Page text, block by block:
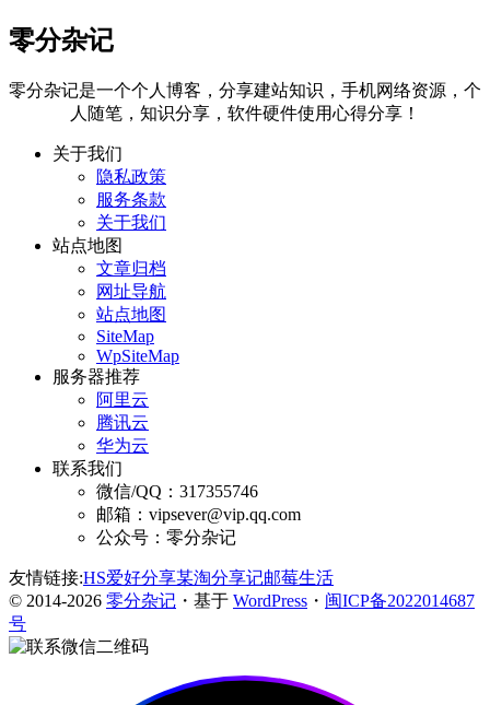
零分杂记
零分杂记是一个个人博客，分享建站知识，手机网络资源，个
人随笔，知识分享，软件硬件使用心得分享！
关于我们
隐私政策
服务条款
关于我们
站点地图
文章归档
网址导航
站点地图
SiteMap
WpSiteMap
服务器推荐
阿里云
腾讯云
华为云
联系我们
微信/QQ：317355746
邮箱：vipsever@vip.qq.com
公众号：零分杂记
友情链接:HS爱好分享某淘分享记邮莓生活
© 2014-2026 零分杂记 ・基于 WordPress ・ 闽ICP备2022014687
号